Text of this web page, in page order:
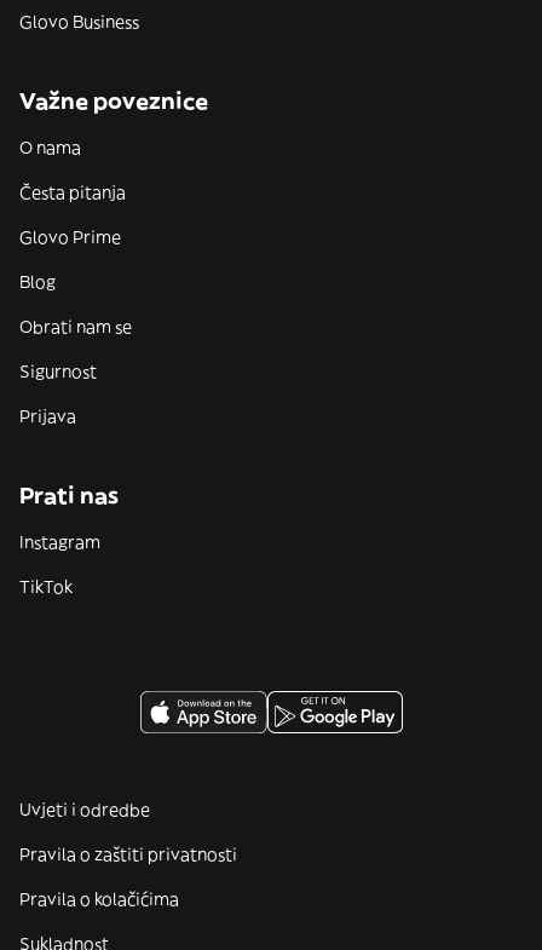
Glovo Business
Važne poveznice
O nama
Česta pitanja
Glovo Prime
Blog
Obrati nam se
Sigurnost
Prijava
Prati nas
Instagram
TikTok
Uvjeti i odredbe
Pravila o zaštiti privatnosti
Pravila o kolačićima
Sukladnost